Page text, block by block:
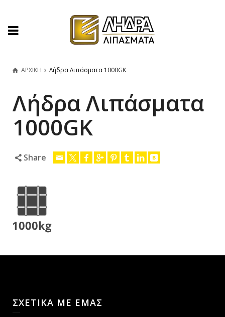
ΑΡΧΙΚΗ Λήδρα Λιπάσματα 1000GK
Λήδρα Λιπάσματα
1000GK
Share
ΣΧΕΤΙΚΑ ΜΕ ΕΜΑΣ